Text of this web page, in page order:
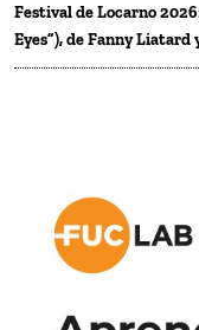
Festival de Locarno
Eyes”), de Fanny